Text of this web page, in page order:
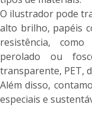
O ilustrador pode
alto brilho, papéis
resistência,
perolado ou
transparente, PET,
Além disso,
especiais e